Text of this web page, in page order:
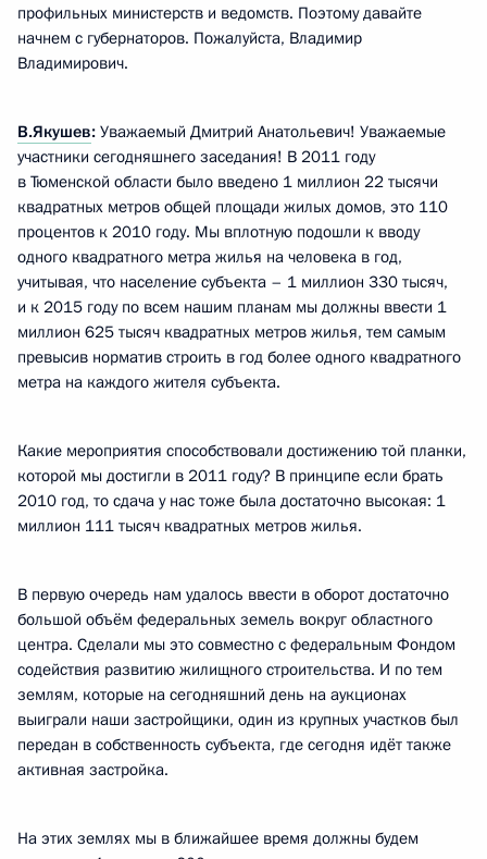
профильных министерств и ведомств. Поэтому давайте
начнем с губернаторов. Пожалуйста, Владимир
Владимирович.
В.Якушев: Уважаемый Дмитрий Анатольевич! Уважаемые
участники сегодняшнего заседания! В 2011 году
в Тюменской области было введено 1 миллион 22 тысячи
квадратных метров общей площади жилых домов, это 110
процентов к 2010 году. Мы вплотную подошли к вводу
одного квадратного метра жилья на человека в год,
учитывая, что население субъекта – 1 миллион 330 тысяч,
и к 2015 году по всем нашим планам мы должны ввести 1
миллион 625 тысяч квадратных метров жилья, тем самым
превысив норматив строить в год более одного квадратного
метра на каждого жителя субъекта.
Какие мероприятия способствовали достижению той планки,
которой мы достигли в 2011 году? В принципе если брать
2010 год, то сдача у нас тоже была достаточно высокая: 1
миллион 111 тысяч квадратных метров жилья.
В первую очередь нам удалось ввести в оборот достаточно
большой объём федеральных земель вокруг областного
центра. Сделали мы это совместно с федеральным Фондом
содействия развитию жилищного строительства. И по тем
землям, которые на сегодняшний день на аукционах
выиграли наши застройщики, один из крупных участков был
передан в собственность субъекта, где сегодня идёт также
активная застройка.
На этих землях мы в ближайшее время должны будем